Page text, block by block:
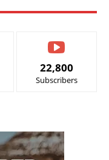
22,800
Subscribers